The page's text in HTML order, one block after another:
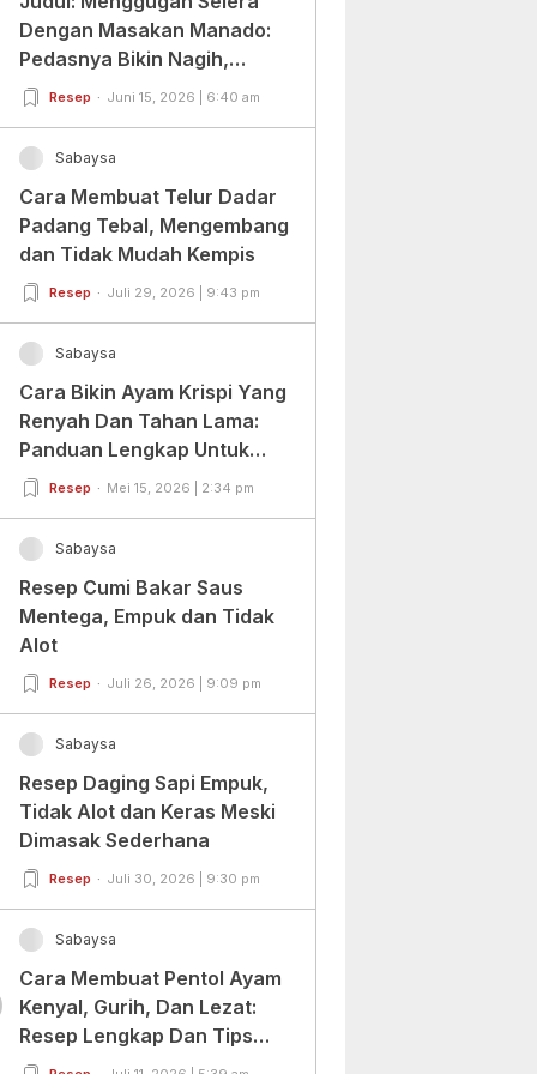
Dengan Masakan Manado:
Pedasnya Bikin Nagih,
Ragamnya Bikin Ketagihan!
Resep Juni 15, 2026 | 6:40 am
Sabaysa
Cara Membuat Telur Dadar
Padang Tebal, Mengembang
dan Tidak Mudah Kempis
Resep Juli 29, 2026 | 9:43 pm
Sabaysa
Cara Bikin Ayam Krispi Yang
Renyah Dan Tahan Lama:
Panduan Lengkap Untuk
Pemula Dan Profesional
Resep Mei 15, 2026 | 2:34 pm
Sabaysa
Resep Cumi Bakar Saus
Mentega, Empuk dan Tidak
Alot
Resep Juli 26, 2026 | 9:09 pm
Sabaysa
Resep Daging Sapi Empuk,
Tidak Alot dan Keras Meski
Dimasak Sederhana
Resep Juli 30, 2026 | 9:30 pm
Sabaysa
Cara Membuat Pentol Ayam
Kenyal, Gurih, Dan Lezat:
Resep Lengkap Dan Tips
Sukses